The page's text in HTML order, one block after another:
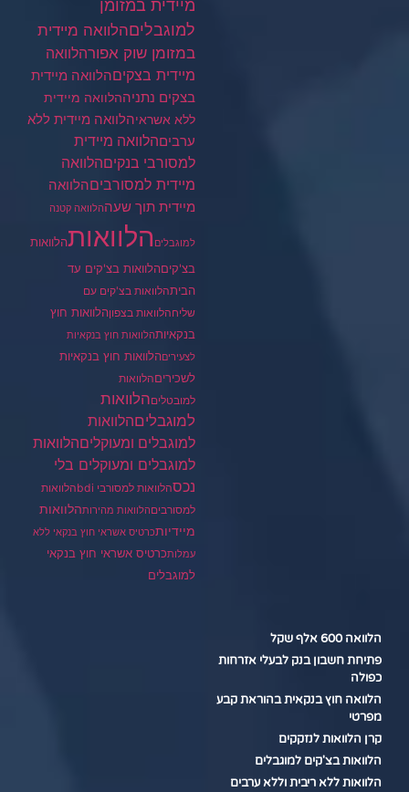
מיידית במזומן
למוגבליםהלוואה מיידית
במזומן שוק אפורהלוואה
מיידית בצקיםהלוואה מיידית
בצקים נתניההלוואה מיידית
ללא אשראיהלוואה מיידית ללא
ערביםהלוואה מיידית
למסורבי בנקיםהלוואה
מיידית למסורביםהלוואה
מיידית תוך שעההלוואה קטנה
למוגבלים הלוואותהלוואות
בצ'קיםהלוואות בצ'קים עד
הביתהלוואות בצ'קים עם
שליחהלוואות בצפוןהלוואות חוץ
בנקאיותהלוואות חוץ בנקאיות
לצעיריםהלוואות חוץ בנקאיות
לשכיריםהלוואות
למובטליםהלוואות
למוגבליםהלוואות
למוגבלים ומעוקליםהלוואות
למוגבלים ומעוקלים בלי
נכסהלוואות למסורבי bdi
הלוואות
למסורביםהלוואות מהירותהלוואות
מיידיותכרטיס אשראי חוץ בנקאי ללא
עמלותכרטיס אשראי חוץ בנקאי
למוגבלים
הלוואה 600 אלף שקל
פתיחת חשבון בנק לבעלי אזרחות
כפולה
הלוואה חוץ בנקאית בהוראת קבע
מפרטי
קרן הלוואות לנזקקים
הלוואות בצ'קים למוגבלים
הלוואות ללא ריבית וללא ערבים